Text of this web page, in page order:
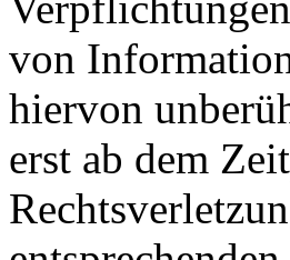
von
hiervon
erst ab dem